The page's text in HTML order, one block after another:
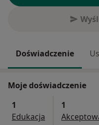
Doświadczenie
Moje doświadczenie
1
Edukacja
1